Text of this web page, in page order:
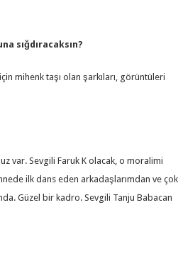
sığdıracaksın?
mihenk taşı olan şarkıları, görüntüleri
var. Sevgili Faruk K olacak, o moralimi
ilk dans eden arkadaşlarımdan ve çok
Güzel bir kadro. Sevgili Tanju Babacan